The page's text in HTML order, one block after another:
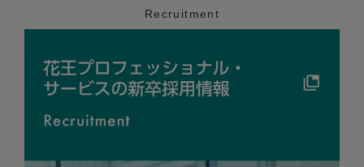
Recruitment